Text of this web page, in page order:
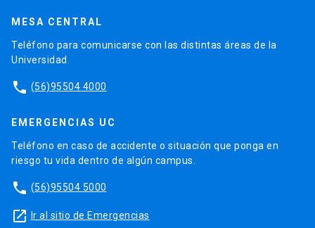
MESA CENTRAL
Teléfono para comunicarse con las distintas áreas de la
Universidad.
phone (56)95504 4000
EMERGENCIAS UC
Teléfono en caso de accidente o situación que ponga en
riesgo tu vida dentro de algún campus.
phone (56)95504 5000
launch Ir al sitio de Emergencias